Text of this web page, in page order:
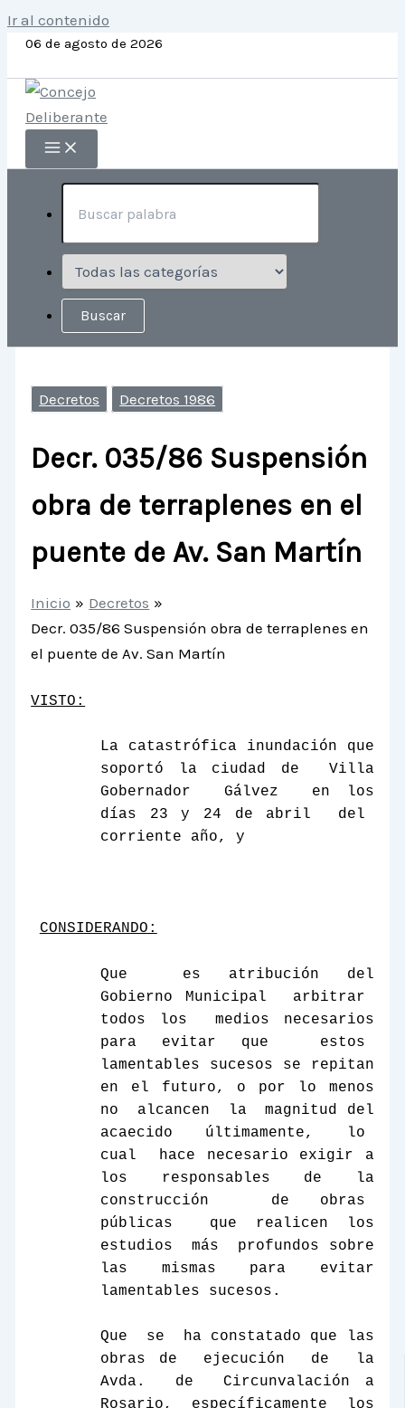
Ir al contenido
06 de agosto de 2026
Decretos Decretos 1986
Decr. 035/86 Suspensión
obra de terraplenes en el
puente de Av. San Martín
Inicio
Decretos
Decr. 035/86 Suspensión obra de terraplenes en
el puente de Av. San Martín
VISTO:
La catastrófica inundación que
soportó la ciudad de
Villa
Gobernador
Gálvez
en los
días 23 y 24 de abril
del
corriente año, y
CONSIDERANDO:
Que
es atribución del
Gobierno Municipal
arbitrar
todos los
medios necesarios
para evitar que
estos
lamentables sucesos se repitan
en el futuro, o por lo menos
no
alcancen la
magnitud del
acaecido últimamente, lo
cual
hace necesario exigir a
los responsables de la
construcción
de obras
públicas
que realicen los
estudios
más
profundos sobre
las mismas para evitar
lamentables sucesos.
Que se
ha constatado que las
obras de
ejecución de
la
Avda.
de
Circunvalación a
Rosario,
específicamente
los